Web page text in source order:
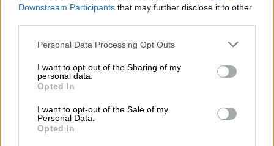
Downstream Participants that may further disclose it to other
Personal Data Processing Opt Outs
I want to opt-out of the Sharing of my
personal data.
Opted In
I want to opt-out of the Sale of my
Personal Data.
Opted In
coronavirus Covid 19 Reyes de España